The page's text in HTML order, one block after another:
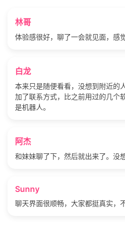
林哥
体验感很好，聊了一会就见面，感
白龙
本来只是随便看看，没想到附近的
加了联系方式，比之前用过的几个
是机器人。
阿杰
和妹妹聊了下，然后就出来了。没
Sunny
聊天界面很顺畅，大家都挺真实，